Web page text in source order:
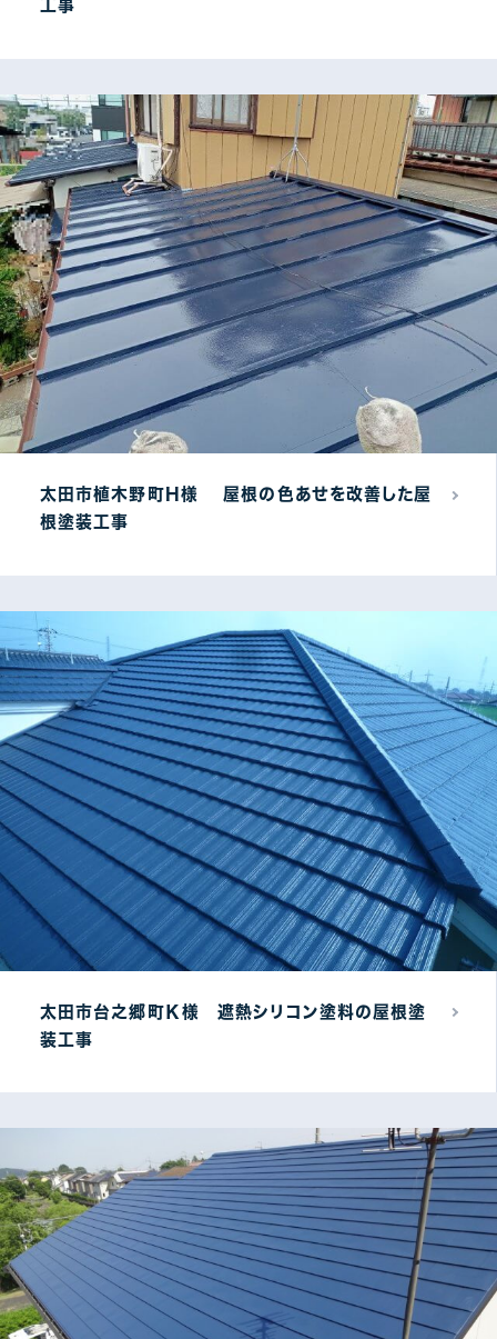
工事
太田市植木野町H様 屋根の色あせを改善した屋
根塗装工事
太田市台之郷町Ｋ様 遮熱シリコン塗料の屋根塗
装工事